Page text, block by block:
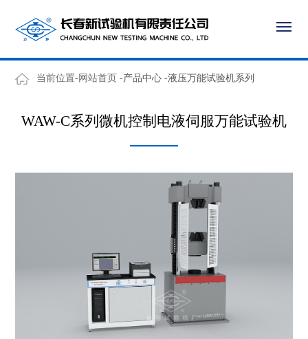
当前位置-网站首页 -产品中心-液压万能试验机系列
WAW-C系列微机控制电液伺服万能试验机